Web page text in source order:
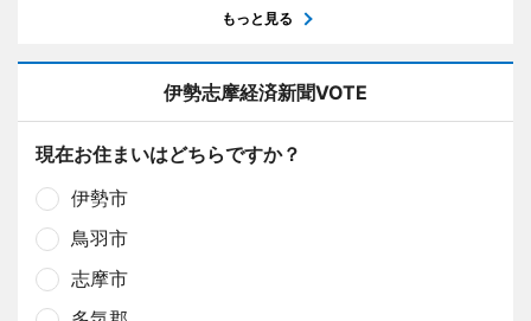
もっと見る
伊勢志摩経済新聞VOTE
現在お住まいはどちらですか？
伊勢市
鳥羽市
志摩市